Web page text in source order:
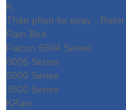
K
Thân phun tia quay - Rotor
Rain Bird
Falcon 6504 Series
8005 Series
5000 Series
3500 Series
KRain